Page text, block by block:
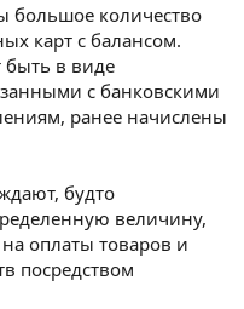
большое количество
карт с балансом.
быть в виде
с банковскими
ранее начислены
будто
величину,
оплаты товаров и
посредством